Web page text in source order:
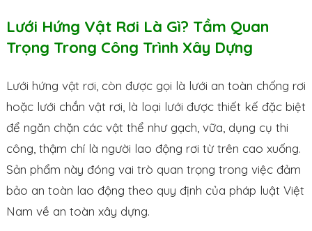
Lưới Hứng Vật Rơi Là Gì? Tầm Quan
Trọng Trong Công Trình Xây Dựng
Lưới hứng vật rơi, còn được gọi là lưới an toàn chống rơi
hoặc lưới chắn vật rơi, là loại lưới được thiết kế đặc biệt
để ngăn chặn các vật thể như gạch, vữa, dụng cụ thi
công, thậm chí là người lao động rơi từ trên cao xuống.
Sản phẩm này đóng vai trò quan trọng trong việc đảm
bảo an toàn lao động theo quy định của pháp luật Việt
Nam về an toàn xây dựng.